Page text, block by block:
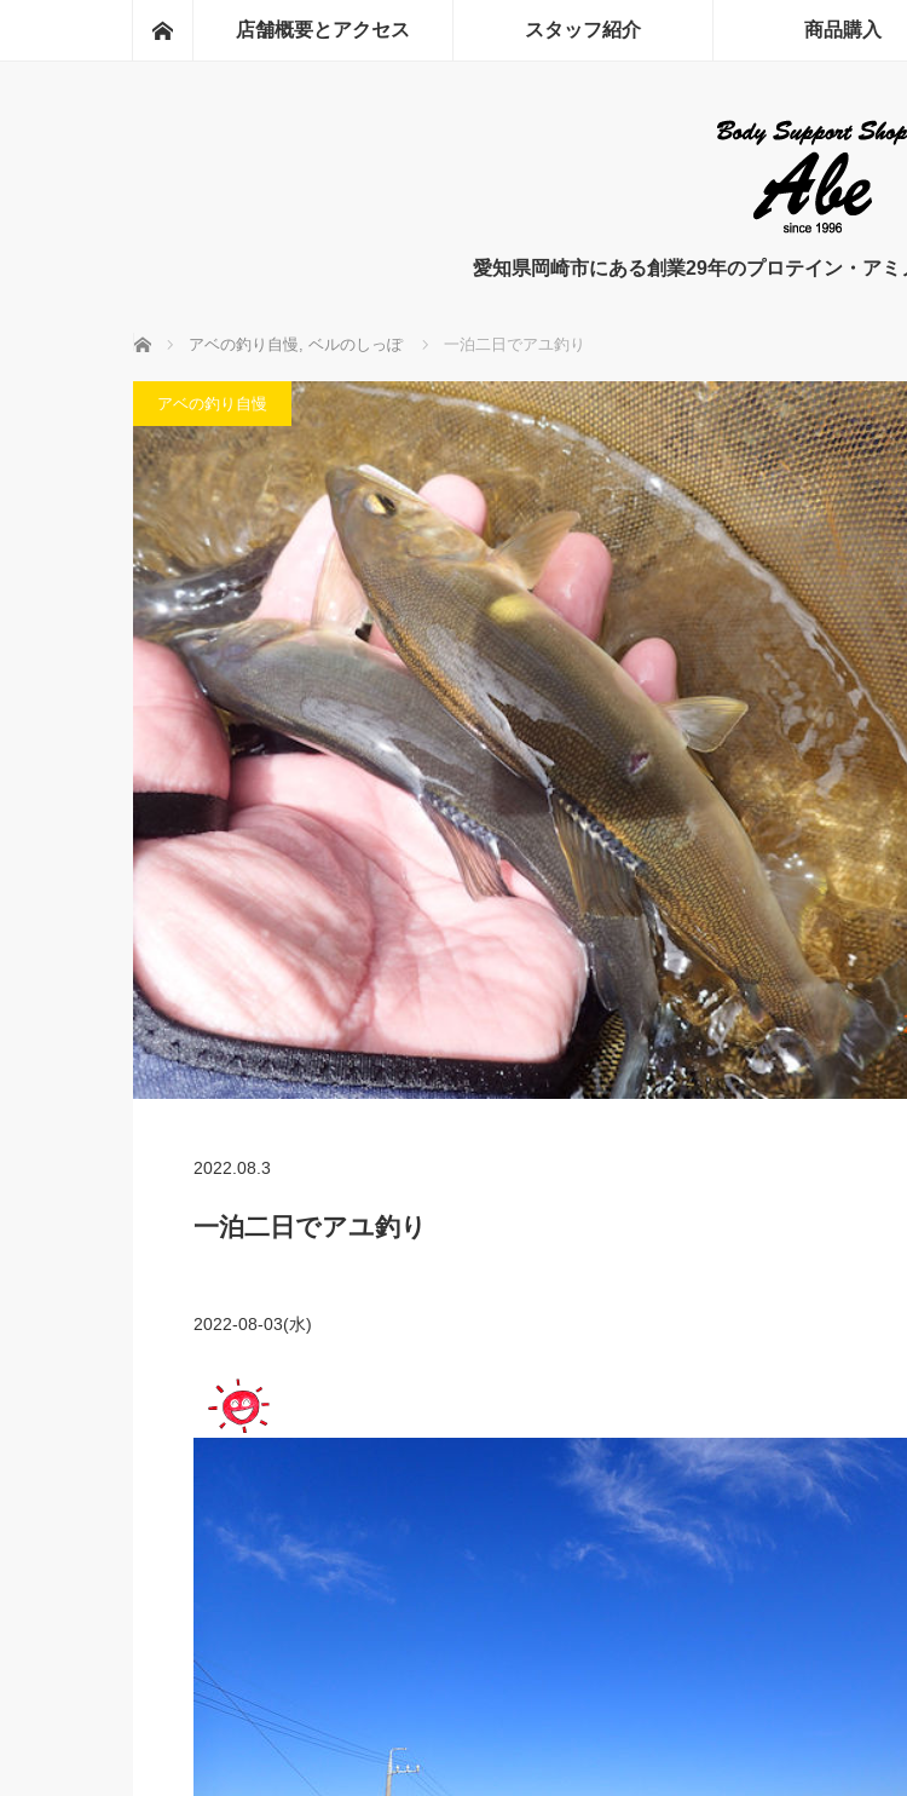
ホーム店舗概要とアクセス スタッフ紹介 商品購入
愛知県岡崎市にある創業29年のプロテイン・ア
ホーム アベの釣り自慢, ベルのしっぽ 一泊二日でアユ釣り
アベの釣り自慢
2022.08.3
一泊二日でアユ釣り
2022-08-03(水)